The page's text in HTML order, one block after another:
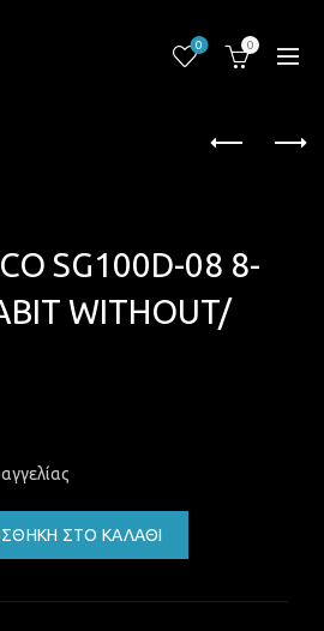
0 0
SG100D-08 8-
WITHOUT/
ΣΤΟ ΚΑΛΆΘΙ